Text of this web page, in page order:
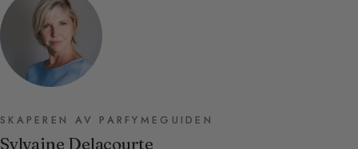
SKAPEREN AV PARFYMEGUIDEN
Sylvaine Delacourte